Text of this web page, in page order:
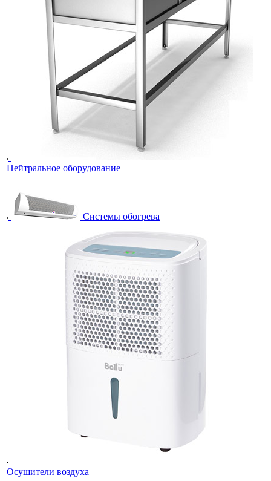
Нейтральное оборудование
Системы обогрева
Осушители воздуха